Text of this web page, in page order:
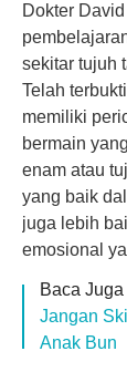
Dokter
sekitar tujuh
Telah
memiliki
bermain
enam atau
yang baik
juga lebih
emosional
Baca Juga
Jangan
Anak Bun